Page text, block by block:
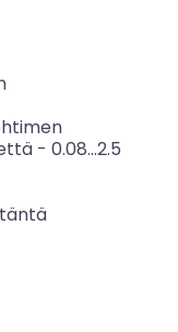
- 0.08...2.5